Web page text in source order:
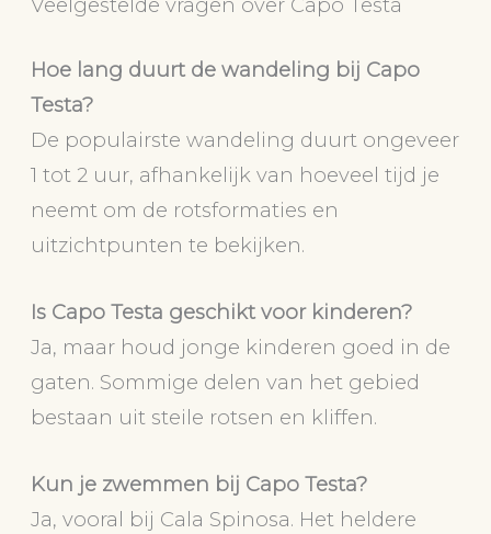
Hoe lang duurt de wandeling bij Capo
Testa?
De populairste wandeling duurt ongeveer
1 tot 2 uur, afhankelijk van hoeveel tijd je
neemt om de rotsformaties en
uitzichtpunten te bekijken.
Is Capo Testa geschikt voor kinderen?
Ja, maar houd jonge kinderen goed in de
gaten. Sommige delen van het gebied
bestaan uit steile rotsen en kliffen.
Kun je zwemmen bij Capo Testa?
Ja, vooral bij Cala Spinosa. Het heldere